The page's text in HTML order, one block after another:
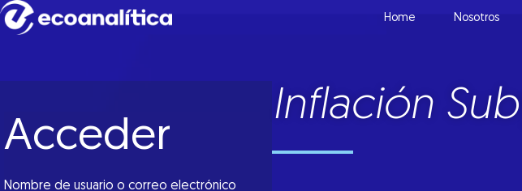
Home Nosotros
Acceder
Nombre de usuario o correo electrónico
Inflación